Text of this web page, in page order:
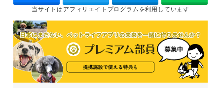
当サイトはアフィリエイトプログラムを利用しています